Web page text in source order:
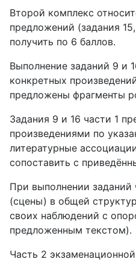
Второй комплекс
предложений (задания
получить по 6 баллов.
Выполнение заданий 9 и
конкретных
предложены фрагменты
Задания 9 и 16 части 1
произведениями по
литературные
сопоставить с
При выполнении заданий
(сцены) в общей
своих наблюдений с
предложенным текстом).
Часть 2